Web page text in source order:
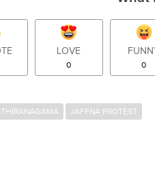
LOVE
0 0
JAFFNA PROTEST